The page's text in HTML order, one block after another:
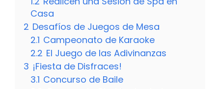
Casa
2 Desafíos de Juegos de Mesa
2.1 Campeonato de Karaoke
2.2 El Juego de las Adivinanzas
3 ¡Fiesta de Disfraces!
3.1 Concurso de Baile